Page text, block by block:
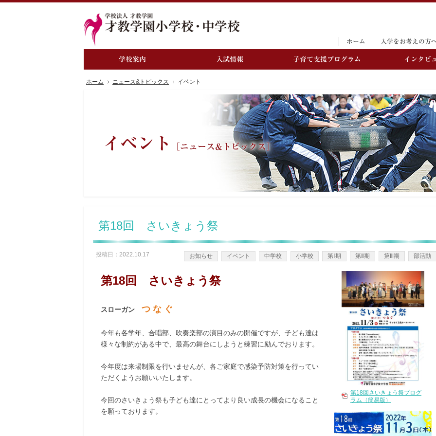
学校案内
3大行事
－体育祭
－さいきょう祭
－プレゼンテーション
学校生活
－年間行事
－部活動
－校章・校歌・
入試情報
入学をお考えの方へ
入学選抜試験日程・募
集要項
Q＆A／学費等
子育て支援プログラム インタビ
ホーム 入学をお考えの方
ホーム ニュース&トピックス イベント
イベント ［ニュース&トピックス］
第18回 さいきょう祭
投稿日：2022.10.17 お知らせ イベント 中学校 小学校 第Ⅰ期 第Ⅱ期 第Ⅲ期 部活動
第18回 さいきょう祭
スローガン つ な ぐ
今年も各学年、合唱部、吹奏楽部の演目のみの開催ですが、子ども達は
様々な制約がある中で、最高の舞台にしようと練習に励んでおります。
今年度は来場制限を行いませんが、各ご家庭で感染予防対策を行ってい
ただくようお願いいたします。
今回のさいきょう祭も子ども達にとってより良い成長の機会になること
を願っております。
第18回さいきょう祭プログ
ラム（簡易版）